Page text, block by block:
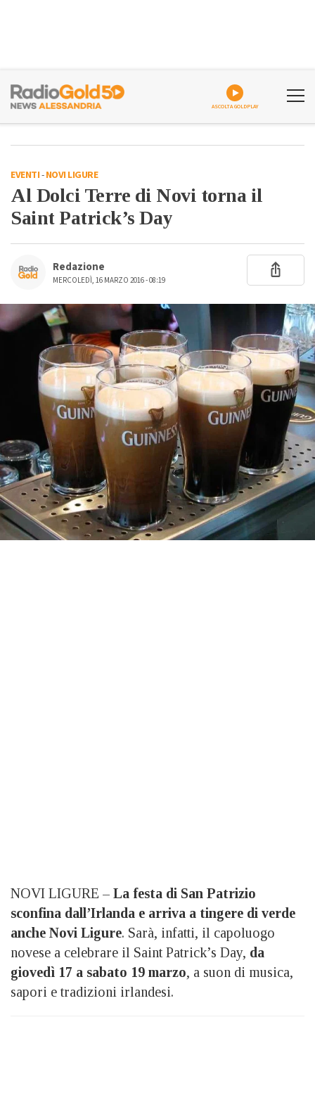
ASCOLTA GOLDPLAY
EVENTI-NOVI LIGURE
Al Dolci Terre di Novi torna il
Saint Patrick’s Day
Redazione
MERCOLEDÌ, 16 MARZO 2016 - 08:19
NOVI LIGURE – La festa di San Patrizio
sconfina dall’Irlanda e arriva a tingere di verde
anche Novi Ligure. Sarà, infatti, il capoluogo
novese a celebrare il Saint Patrick’s Day, da
giovedì 17 a sabato 19 marzo, a suon di musica,
sapori e tradizioni irlandesi.